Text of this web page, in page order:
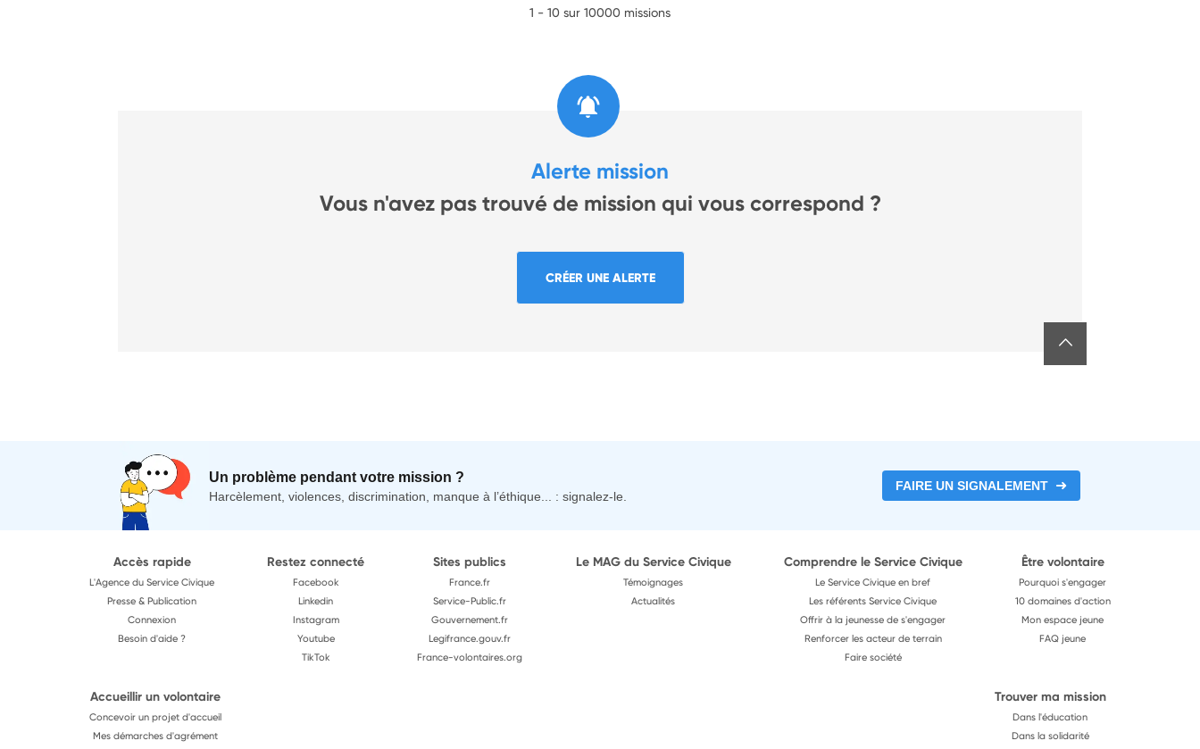
1 - 10 sur 10000 missions
Alerte mission
Vous n'avez pas trouvé de mission qui vous correspond ?
CRÉER UNE ALERTE
Un problème pendant votre mission ?
Harcèlement, violences, discrimination, manque à l’éthique... : signalez-le.
FAIRE UN SIGNALEMENT
Accès rapide
L'Agence du Service Civique
Presse & Publication
Connexion
Besoin d'aide ?
Restez connecté
Facebook
Linkedin
Instagram
Youtube
TikTok
Sites publics
France.fr
Service-Public.fr
Gouvernement.fr
Legifrance.gouv.fr
France-volontaires.org
Le MAG du Service Civique
Témoignages
Actualités
Comprendre le Service Civique
Le Service Civique en bref
Les référents Service Civique
Offrir à la jeunesse de s'engager
Renforcer les acteur de terrain
Faire société
Être volontaire
Pourquoi s'engager
10 domaines d'action
Mon espace jeune
FAQ jeune
Accueillir un volontaire
Concevoir un projet d'accueil
Mes démarches d'agrément
Trouver ma mission
Dans l'éducation
Dans la solidarité